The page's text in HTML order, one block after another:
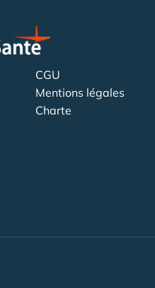
CGU
Mentions légales
Charte